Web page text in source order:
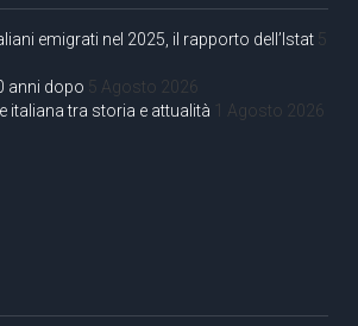
emigrati nel 2025, il rapporto dell’Istat 5
anni dopo 5 Agosto 2026
italiana tra storia e attualità 1 Agosto 2026